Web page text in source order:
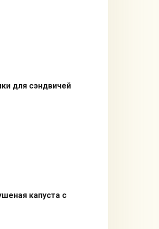
для сэндвичей
капуста с